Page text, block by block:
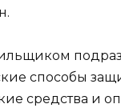
способы
средства и